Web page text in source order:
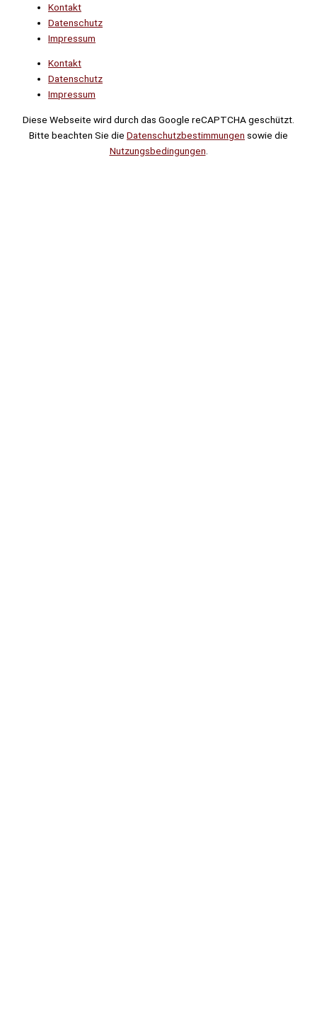
Kontakt
Datenschutz
Impressum
Kontakt
Datenschutz
Impressum
Diese Webseite wird durch das Google reCAPTCHA geschützt.
Bitte beachten Sie die Datenschutzbestimmungen sowie die
Nutzungsbedingungen